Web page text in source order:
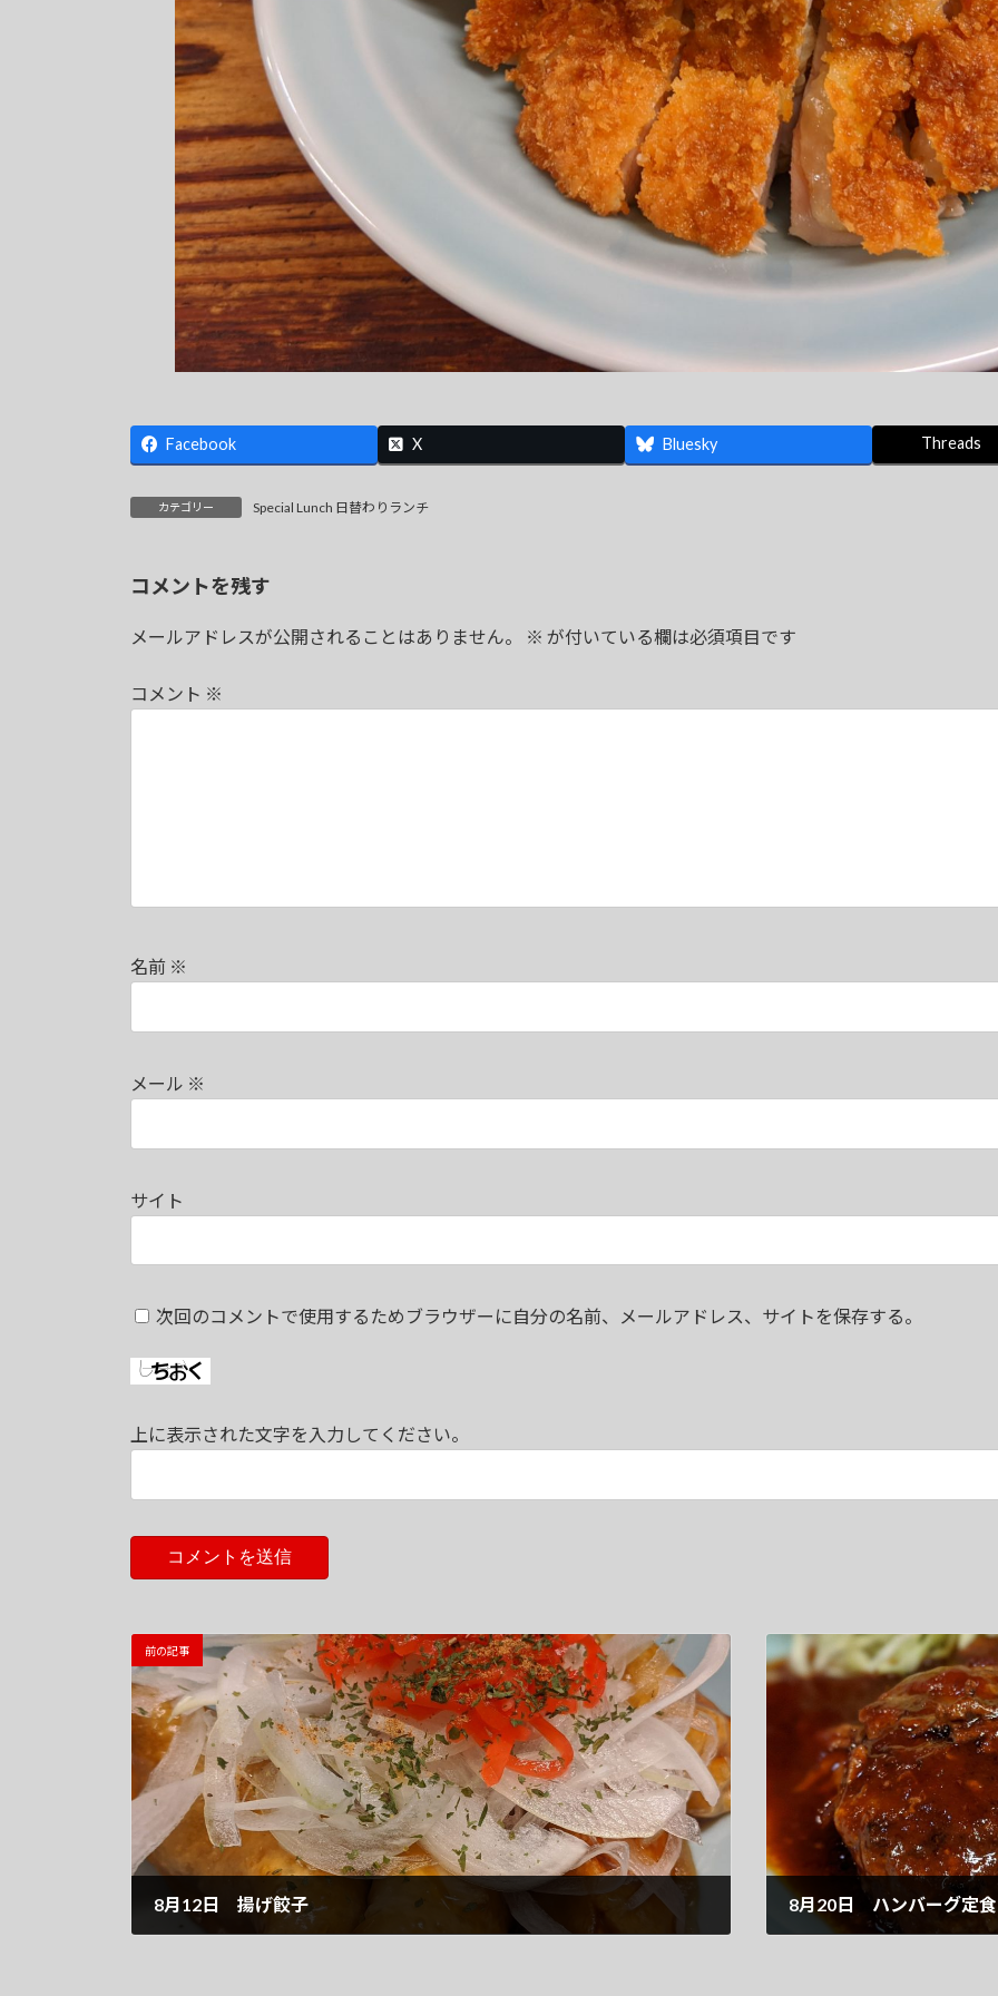
Facebook X Bluesky Threads
カテゴリー Special Lunch 日替わりランチ
コメントを残す
メールアドレスが公開されることはありません。 ※ が付いている欄は必須項目です
コメント ※
名前 ※
メール ※
サイト
次回のコメントで使用するためブラウザーに自分の名前、メールアドレス、サイトを保存する。
上に表示された文字を入力してください。
前の記事
8月12日 揚げ餃子 8月20日 ハンバーグ定食